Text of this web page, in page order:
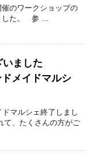
のワークショップの
した。 参 ...
いました
メイドマルシ
マルシェ終了しまし
て、たくさんの方がご